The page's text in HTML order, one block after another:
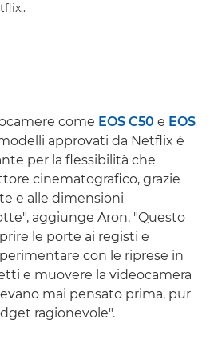
come EOS C50 e EOS
approvati da Netflix è
per la flessibilità che
cinematografico, grazie
e alle dimensioni
aggiunge Aron. "Questo
le porte ai registi e
con le riprese in
e muovere la videocamera
mai pensato prima, pur
ragionevole".